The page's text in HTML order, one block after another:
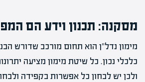
מסקנה: תכנון וידע הם
מימון נדל"ן הוא תחום מורכב שדורש
כלכלי נכון. כל שיטת מימון מציעה
ולכן יש לבחון כל אפשרות בקפידה